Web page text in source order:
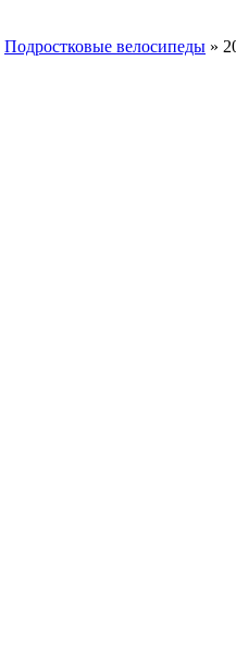
Подростковые велосипеды »